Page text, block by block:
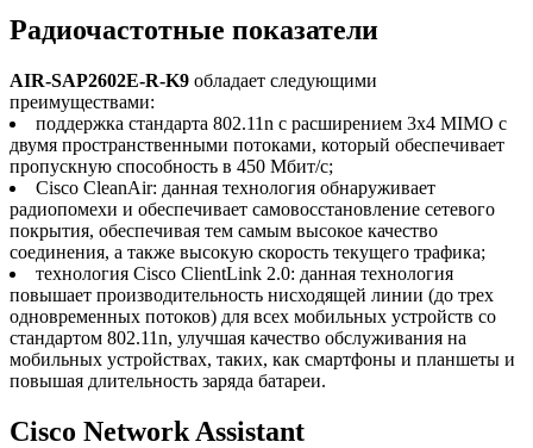
Радиочастотные показатели
AIR-SAP2602E-R-K9 обладает следующими
преимуществами:
поддержка стандарта 802.11n с расширением 3x4 MIMO с
двумя пространственными потоками, который обеспечивает
пропускную способность в 450 Мбит/с;
Cisco CleanAir: данная технология обнаруживает
радиопомехи и обеспечивает самовосстановление сетевого
покрытия, обеспечивая тем самым высокое качество
соединения, а также высокую скорость текущего трафика;
технология Cisco ClientLink 2.0: данная технология
повышает производительность нисходящей линии (до трех
одновременных потоков) для всех мобильных устройств со
стандартом 802.11n, улучшая качество обслуживания на
мобильных устройствах, таких, как смартфоны и планшеты и
повышая длительность заряда батареи.
Cisco Network Assistant